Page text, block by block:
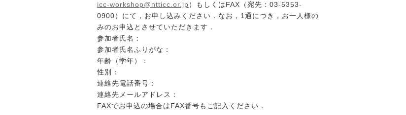
icc-workshop@ntticc.or.jp）もしくはFAX（宛先：03-5353-
0900）にて，お申し込みください．なお，1通につき，お一人様の
みのお申込とさせていただきます．
参加者氏名：
参加者氏名ふりがな：
年齢（学年）：
性別：
連絡先電話番号：
連絡先メールアドレス：
FAXでお申込の場合はFAX番号もご記入ください．